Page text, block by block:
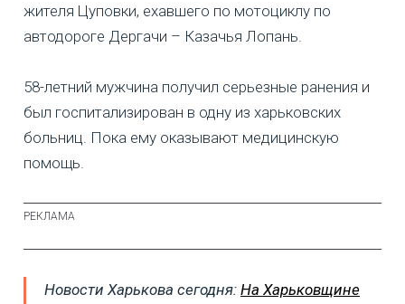
жителя Цуповки, ехавшего по мотоциклу по
автодороге Дергачи – Казачья Лопань.
58-летний мужчина получил серьезные ранения и
был госпитализирован в одну из харьковских
больниц. Пока ему оказывают медицинскую
помощь.
Новости Харькова сегодня: На Харьковщине